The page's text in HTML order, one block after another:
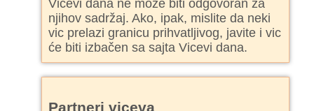
Vicevi dana ne može biti odgovoran za
njihov sadržaj. Ako, ipak, mislite da neki
vic prelazi granicu prihvatljivog, javite i vic
će biti izbačen sa sajta Vicevi dana.
Partneri viceva